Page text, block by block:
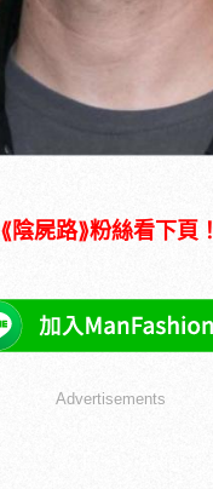
⟪陰屍路⟫粉絲看下頁！
Advertisements